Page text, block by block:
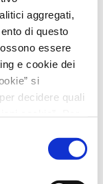
aggregati,
di questo
essere
e cookie dei
si
decidere quali
in basso a
a